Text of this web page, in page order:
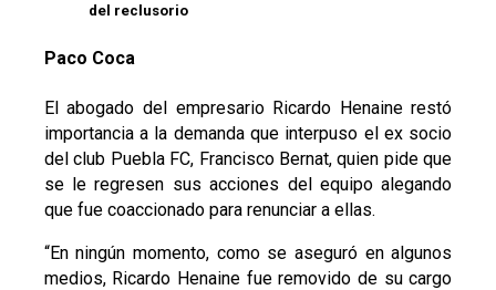
del reclusorio
Paco Coca
El abogado del empresario Ricardo Henaine restó
importancia a la demanda que interpuso el ex socio
del club Puebla FC, Francisco Bernat, quien pide que
se le regresen sus acciones del equipo alegando
que fue coaccionado para renunciar a ellas.
“En ningún momento, como se aseguró en algunos
medios, Ricardo Henaine fue removido de su cargo